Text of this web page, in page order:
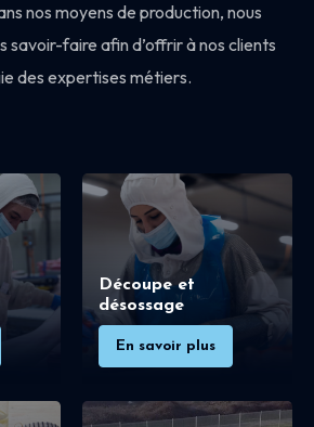
nos moyens de production, nous
savoir-faire afin d’offrir à nos clients
des expertises métiers.
Découpe et
désossage
En savoir plus